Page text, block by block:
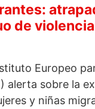
de
Europeo
alerta sobre la
y niñas